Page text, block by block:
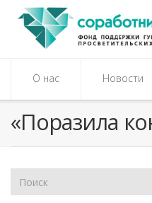
О нас Новости
«Поразила